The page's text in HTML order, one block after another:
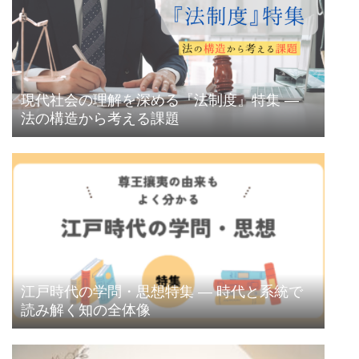
現代社会の理解を深める『法制度』特集 ―
法の構造から考える課題
江戸時代の学問・思想特集 ― 時代と系統で
読み解く知の全体像